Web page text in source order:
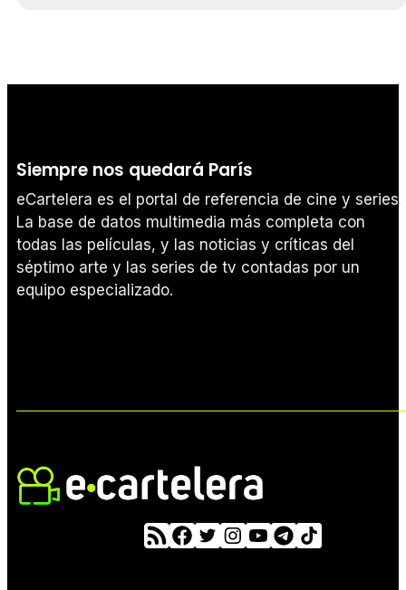
Siempre nos quedará París
eCartelera es el portal de referencia de cine y series.
La base de datos multimedia más completa con
todas las películas, y las noticias y críticas del
séptimo arte y las series de tv contadas por un
equipo especializado.